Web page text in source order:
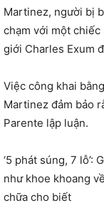
Martinez, người bị
chạm với một chiếc
giới Charles Exum
Việc công khai
Martinez đảm bảo
Parente lập luận.
‘5 phát súng, 7 lỗ’:
như khoe khoang
chữa cho biết